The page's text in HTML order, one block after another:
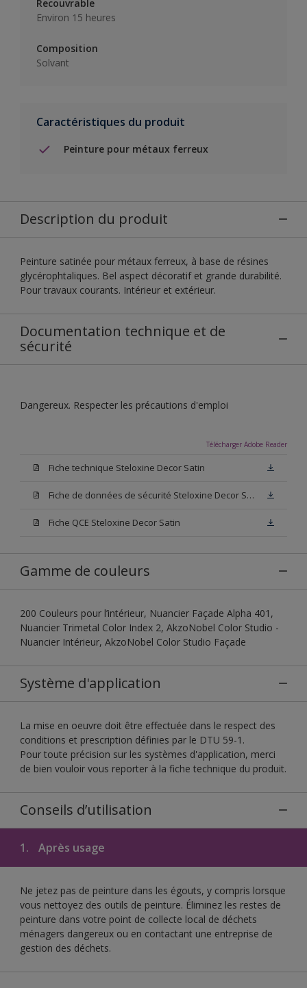
Recouvrable
Environ 15 heures
Composition
Solvant
Caractéristiques du produit
Peinture pour métaux ferreux
Description du produit
Peinture satinée pour métaux ferreux, à base de résines
glycérophtaliques. Bel aspect décoratif et grande durabilité.
Pour travaux courants. Intérieur et extérieur.
Documentation technique et de
sécurité
Dangereux. Respecter les précautions d'emploi
Télécharger Adobe Reader
Fiche technique Steloxine Decor Satin
Fiche de données de sécurité Steloxine Decor Satin
Fiche QCE Steloxine Decor Satin
Gamme de couleurs
200 Couleurs pour l’intérieur, Nuancier Façade Alpha 401,
Nuancier Trimetal Color Index 2, AkzoNobel Color Studio -
Nuancier Intérieur, AkzoNobel Color Studio Façade
Système d'application
La mise en oeuvre doit être effectuée dans le respect des
conditions et prescription définies par le DTU 59-1.
Pour toute précision sur les systèmes d'application, merci
de bien vouloir vous reporter à la fiche technique du produit.
Conseils d’utilisation
1. Après usage
Ne jetez pas de peinture dans les égouts, y compris lorsque
vous nettoyez des outils de peinture. Éliminez les restes de
peinture dans votre point de collecte local de déchets
ménagers dangereux ou en contactant une entreprise de
gestion des déchets.